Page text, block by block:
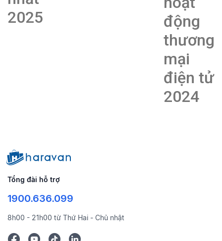
2025
động
thương
mại
điện tử
2024
Tổng đài hỗ trợ
1900.636.099
8h00 - 21h00 từ Thứ Hai - Chủ nhật